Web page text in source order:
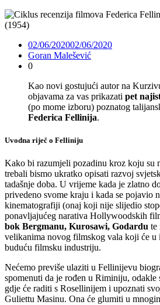
02/06/202002/06/2020
Goran Malešević
0
Kao novi gostujući autor na
objavama za vas prikazati pet
(po mome izboru) poznatog
Federica Fellinija.
Uvodna riječ o Felliniju
Kako bi razumjeli pozadinu kroz koju su
trebali bismo ukratko opisati razvoj
tadašnje doba. U vrijeme kada je zlatno
privedeno svome kraju i kada se pojavio
kinematografiji (onaj koji nije slijedio
ponavljajućeg narativa Hollywoodskih
bok Bergmanu, Kurosawi, Godardu te
velikanima novog filmskog vala koji će u
buduću filmsku industriju.
Nećemo previše ulaziti u Fellinijevu
spomenuti da je rođen u Riminiju, odakle
gdje će raditi s Rosellinijem i upoznati
Guliettu Masinu. Ona će glumiti u